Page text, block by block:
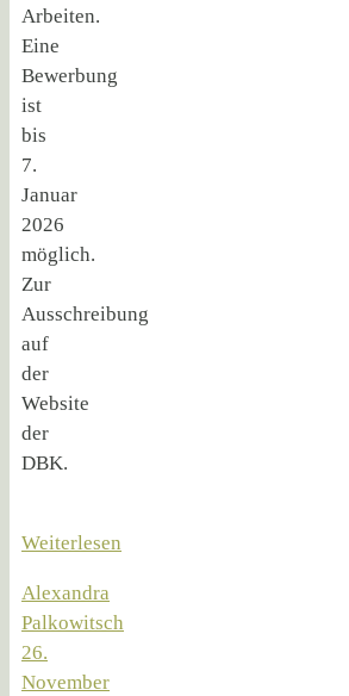
Arbeiten.
Eine
Bewerbung
ist
bis
7.
Januar
2026
möglich.
Zur
Ausschreibung
auf
der
Website
der
DBK.
Weiterlesen
Alexandra
Palkowitsch
26.
November